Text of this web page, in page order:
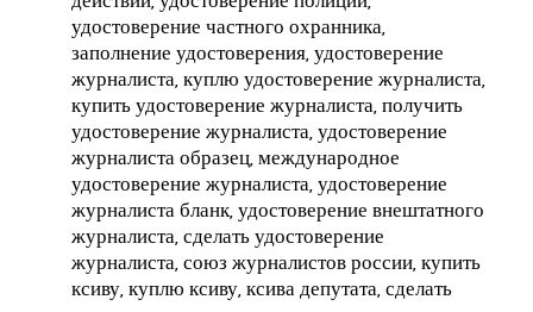
удостоверение частного охранника,
заполнение удостоверения, удостоверение
журналиста, куплю удостоверение журналиста,
купить удостоверение журналиста, получить
удостоверение журналиста, удостоверение
журналиста образец, международное
удостоверение журналиста, удостоверение
журналиста бланк, удостоверение внештатного
журналиста, сделать удостоверение
журналиста, союз журналистов россии, купить
ксиву, куплю ксиву, ксива депутата, сделать